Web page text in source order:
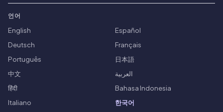
언어
English
Español
Deutsch
Français
Português
日本語
中文
العربية
हिंदी
Bahasa Indonesia
Italiano
한국어